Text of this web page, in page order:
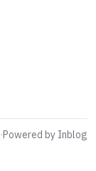
·Powered by Inblog